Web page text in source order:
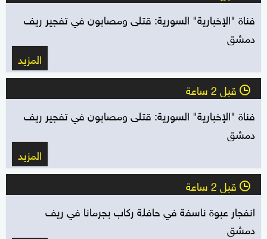
فناة "الإخبارية" السورية: قتلى ومصابون في تفجير ريف
دمشق
المزيد
l قبل 2 ساعة
فناة "الإخبارية" السورية: قتلى ومصابون في تفجير ريف
دمشق
المزيد
l قبل 2 ساعة
انفجار عبوة ناسفة في حافلة ركاب بجرمانا في ريف
دمشق